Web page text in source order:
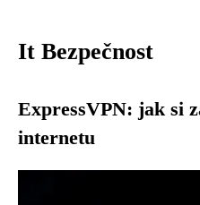
It Bezpečnost
ExpressVPN: jak si
internetu